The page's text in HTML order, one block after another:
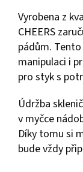
Vyrobena z
CHEERS
pádům.
manipulaci i
pro styk s
Údržba
v myčce
Díky tomu si
bude vždy